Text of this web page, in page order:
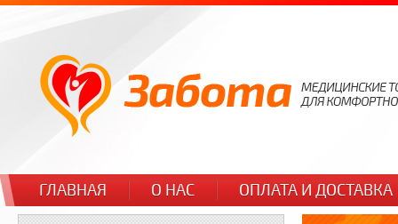
ГЛАВНАЯ О НАС ОПЛАТА И ДОСТАВКА